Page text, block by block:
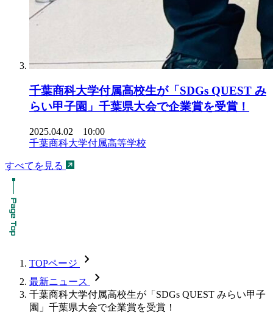
千葉商科大学付属高校生が「SDGs QUEST み
らい甲子園」千葉県大会で企業賞を受賞！
2025.04.02 10:00
千葉商科大学付属高等学校
すべてを見る
TOPページ chevron_forward
最新ニュース chevron_forward
千葉商科大学付属高校生が「SDGs QUEST みらい甲子
園」千葉県大会で企業賞を受賞！